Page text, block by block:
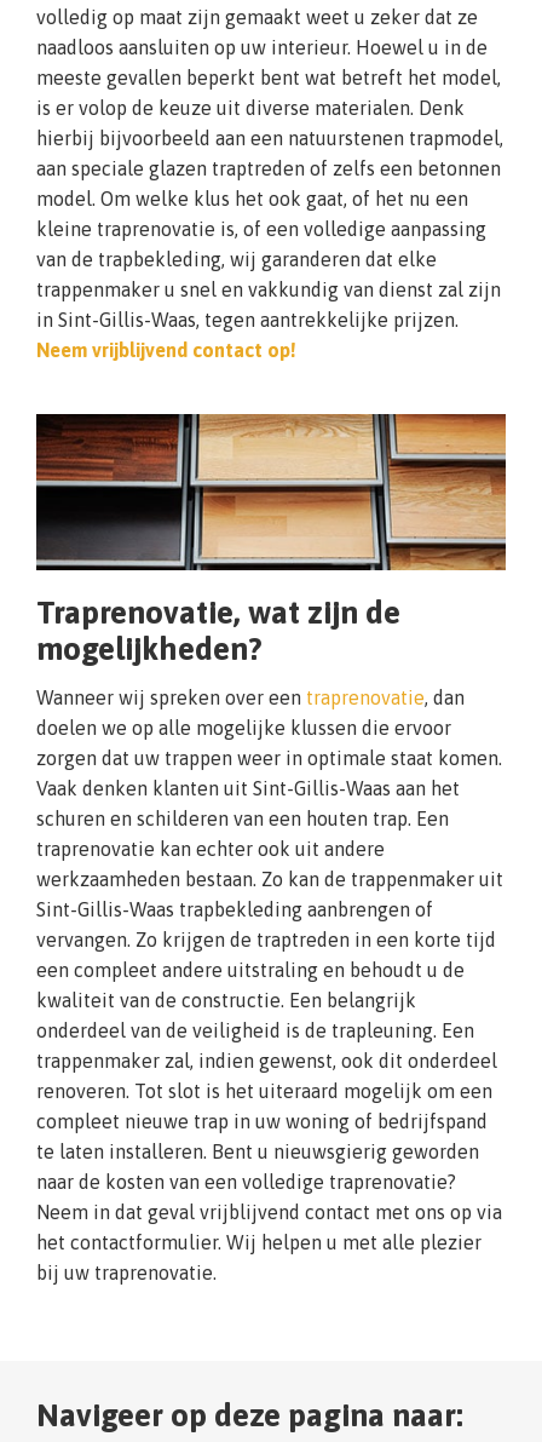
volledig op maat zijn gemaakt weet u zeker dat ze
naadloos aansluiten op uw interieur. Hoewel u in de
meeste gevallen beperkt bent wat betreft het model,
is er volop de keuze uit diverse materialen. Denk
hierbij bijvoorbeeld aan een natuurstenen trapmodel,
aan speciale glazen traptreden of zelfs een betonnen
model. Om welke klus het ook gaat, of het nu een
kleine traprenovatie is, of een volledige aanpassing
van de trapbekleding, wij garanderen dat elke
trappenmaker u snel en vakkundig van dienst zal zijn
in Sint-Gillis-Waas, tegen aantrekkelijke prijzen.
Neem vrijblijvend contact op!
Traprenovatie, wat zijn de
mogelijkheden?
Wanneer wij spreken over een traprenovatie, dan
doelen we op alle mogelijke klussen die ervoor
zorgen dat uw trappen weer in optimale staat komen.
Vaak denken klanten uit Sint-Gillis-Waas aan het
schuren en schilderen van een houten trap. Een
traprenovatie kan echter ook uit andere
werkzaamheden bestaan. Zo kan de trappenmaker uit
Sint-Gillis-Waas trapbekleding aanbrengen of
vervangen. Zo krijgen de traptreden in een korte tijd
een compleet andere uitstraling en behoudt u de
kwaliteit van de constructie. Een belangrijk
onderdeel van de veiligheid is de trapleuning. Een
trappenmaker zal, indien gewenst, ook dit onderdeel
renoveren. Tot slot is het uiteraard mogelijk om een
compleet nieuwe trap in uw woning of bedrijfspand
te laten installeren. Bent u nieuwsgierig geworden
naar de kosten van een volledige traprenovatie?
Neem in dat geval vrijblijvend contact met ons op via
het contactformulier. Wij helpen u met alle plezier
bij uw traprenovatie.
Navigeer op deze pagina naar: